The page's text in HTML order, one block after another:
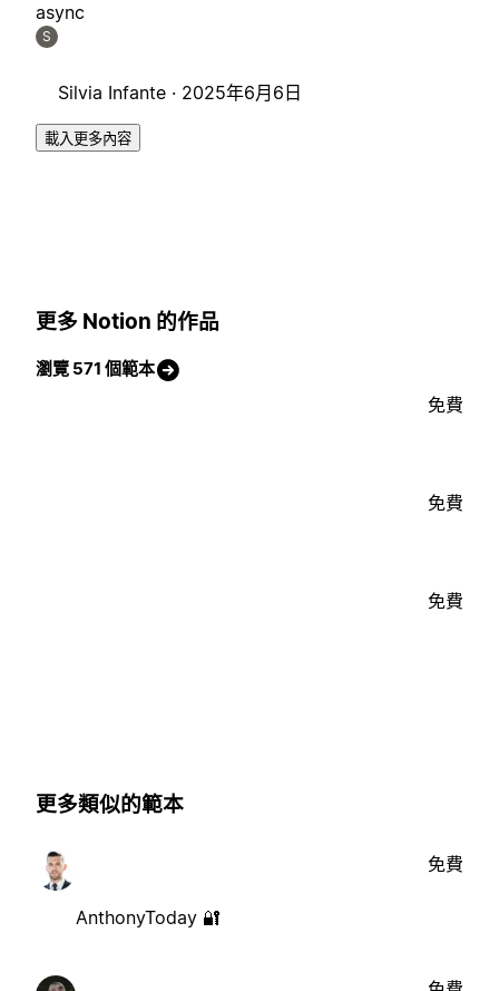
async
S
Silvia Infante · 2025年6月6日
載入更多內容
更多 Notion 的作品
瀏覽 571 個範本
免費
免費
免費
更多類似的範本
AnthonyToday 🔐
免費